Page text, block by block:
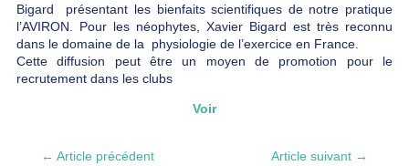
Bigard présentant les bienfaits scientifiques de notre pratique
l’AVIRON. Pour les néophytes, Xavier Bigard est très reconnu
dans le domaine de la physiologie de l’exercice en France.
Cette diffusion peut être un moyen de promotion pour le
recrutement dans les clubs
Voir
← Article précédent Article suivant →